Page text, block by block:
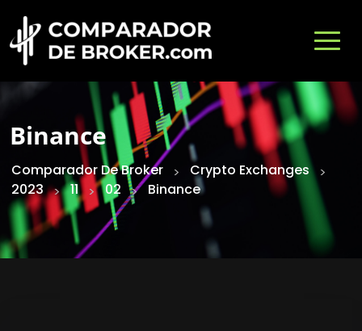
Binance
Comparador De Broker > Crypto Exchanges
>
2023 > 11 > 02 > Binance